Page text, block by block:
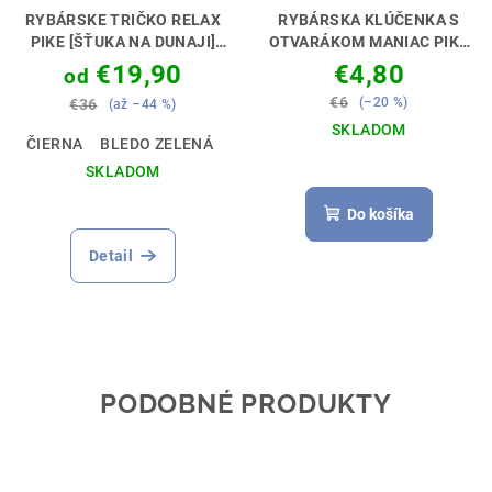
RYBÁRSKE TRIČKO RELAX
PIKE [ŠŤUKA NA DUNAJI]
RYBAČKA JE RELAX🎣🌊
od €19,90
€36 (až –44 %)
ČIERNA
BLEDO ZELENÁ
SKLADOM
Detail
RYBÁRSKA KLÚČENKA S
OTVARÁKOM MANIAC PIKE
[ŠŤUKA]PERFEKTNÝ
DARČEK PRE RYBÁRA🎣🎁
€4,80
€6 (–20 %)
SKLADOM
Do košíka
PODOBNÉ PRODUKTY